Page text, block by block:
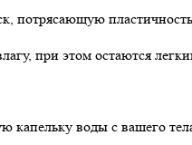
потрясающую
при этом остаются
воды с вашего